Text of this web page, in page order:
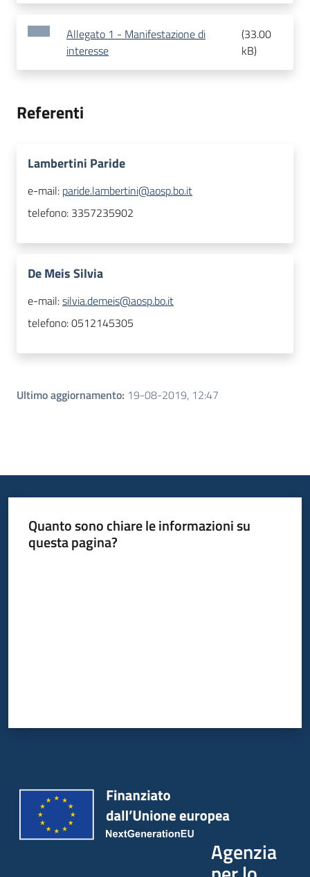
Allegato 1 - Manifestazione di
interesse
(33.00
kB)
Referenti
Lambertini Paride
e-mail: paride.lambertini@aosp.bo.it
telefono: 3357235902
De Meis Silvia
e-mail:silvia.demeis@aosp.bo.it
telefono:0512145305
Ultimo aggiornamento: 19-08-2019, 12:47
Quanto sono chiare le informazioni su
questa pagina?
Agenzia